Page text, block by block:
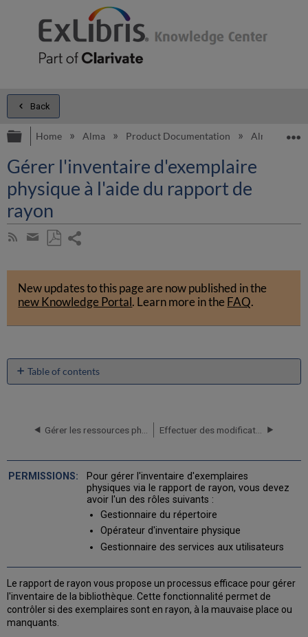
Back
Expand/collapse global hierarchy
Home Alma Product Documentation Alma Online
Gérer l'inventaire d'exemplaire
physique à l'aide du rapport de
rayon
Subscribe
RSS
Share
by
email
as
PDF
New updates to this page are now published in the
new Knowledge Portal. Learn more in theFAQ.
Table of contents
No
Pour gérer l'inventaire d'exemplaires
physiques via le rapport de rayon, vous devez
avoir l'un des rôles suivants :
Gestionnaire du répertoire
Opérateur d'inventaire physique
Gestionnaire des services aux utilisateurs
Le rapport de rayon vous propose un processus efficace pour gérer
l'inventaire de la bibliothèque. Cette fonctionnalité permet de
contrôler si des exemplaires sont en rayon, à la mauvaise place ou
manquants.